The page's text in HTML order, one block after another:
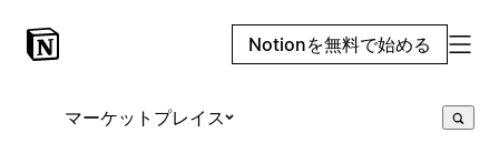
Notionを無料で始める
マーケットプレイス